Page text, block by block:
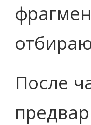
После